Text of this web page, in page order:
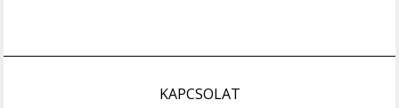
KAPCSOLAT